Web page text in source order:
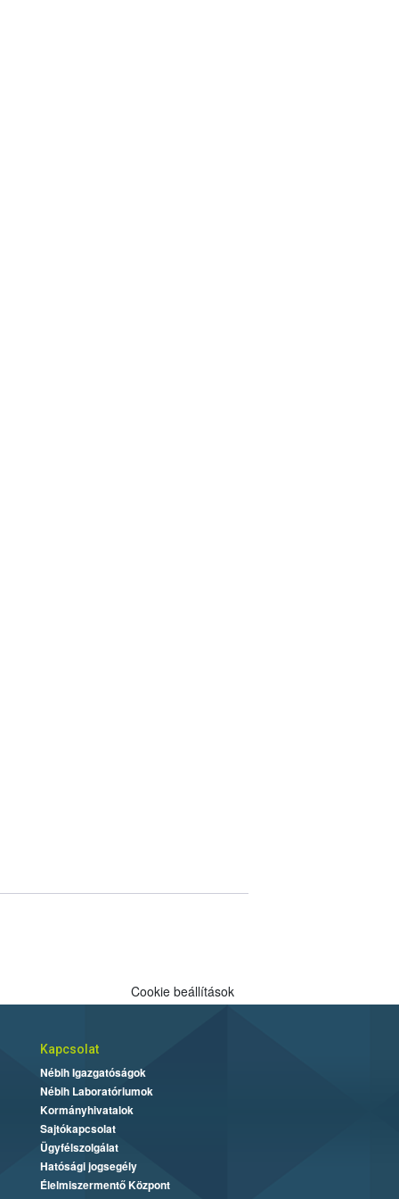
Cookie beállítások
Kapcsolat
Nébih Igazgatóságok
Nébih Laboratóriumok
Kormányhivatalok
Sajtókapcsolat
Ügyfélszolgálat
Hatósági jogsegély
Élelmiszermentő Központ